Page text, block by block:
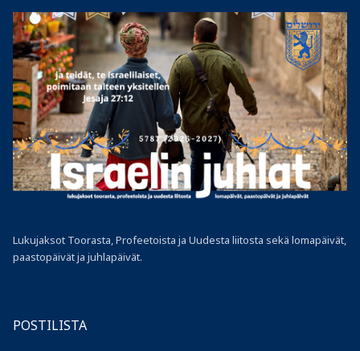
Lukujaksot Toorasta, Profeetoista ja Uudesta liitosta sekä lomapäivät,
paastopäivät ja juhlapäivät.
POSTILISTA